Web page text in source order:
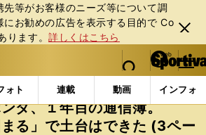
等がお客様のニーズ等について調
にお勧めの広告を表⽰する⽬的で Co
ります。詳しくはこちら
閉じ
る
web Sportiva (webスポルティーバ)
検索
マイペ
ー
ジ
メニュ
ォト 連載 動画 インフォ
一覧 モーター F1 レッドブル・
ダ、１年目の通信簿。
まる」で土台はできた (3ペー